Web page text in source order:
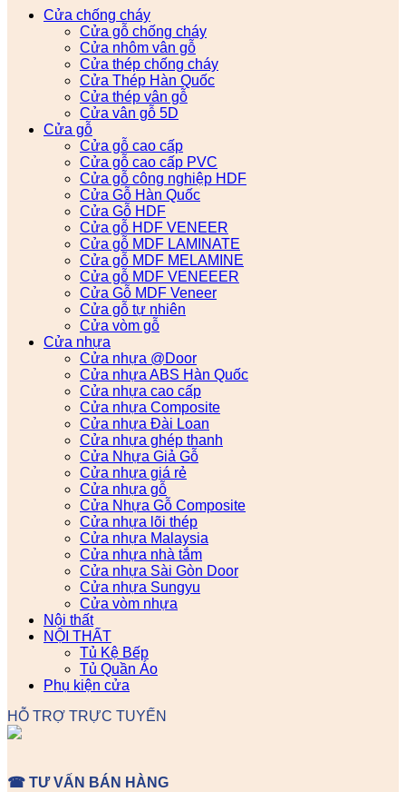
Cửa chống cháy
Cửa gỗ chống cháy
Cửa nhôm vân gỗ
Cửa thép chống cháy
Cửa Thép Hàn Quốc
Cửa thép vân gỗ
Cửa vân gỗ 5D
Cửa gỗ
Cửa gỗ cao cấp
Cửa gỗ cao cấp PVC
Cửa gỗ công nghiệp HDF
Cửa Gỗ Hàn Quốc
Cửa Gỗ HDF
Cửa gỗ HDF VENEER
Cửa gỗ MDF LAMINATE
Cửa gỗ MDF MELAMINE
Cửa gỗ MDF VENEEER
Cửa Gỗ MDF Veneer
Cửa gỗ tự nhiên
Cửa vòm gỗ
Cửa nhựa
Cửa nhựa @Door
Cửa nhựa ABS Hàn Quốc
Cửa nhựa cao cấp
Cửa nhựa Composite
Cửa nhựa Đài Loan
Cửa nhựa ghép thanh
Cửa Nhựa Giả Gỗ
Cửa nhựa giá rẻ
Cửa nhựa gỗ
Cửa Nhựa Gỗ Composite
Cửa nhựa lõi thép
Cửa nhựa Malaysia
Cửa nhựa nhà tắm
Cửa nhựa Sài Gòn Door
Cửa nhựa Sungyu
Cửa vòm nhựa
Nội thất
NỘI THẤT
Tủ Kệ Bếp
Tủ Quần Áo
Phụ kiện cửa
HỖ TRỢ TRỰC TUYẾN
☎ TƯ VẤN BÁN HÀNG